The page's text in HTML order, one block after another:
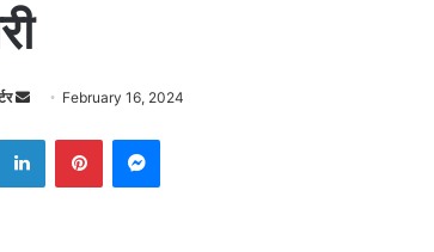
Send February 16, 2024
LinkedInPinterestMessenger